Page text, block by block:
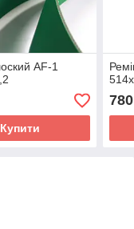
AF-1
Купити
780